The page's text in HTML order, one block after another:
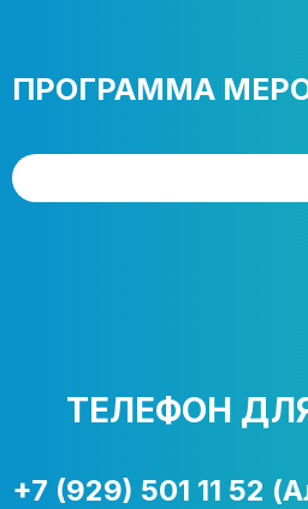
ПРОГРАММА
ТЕЛЕФОН
+7 (929) 501 11 52